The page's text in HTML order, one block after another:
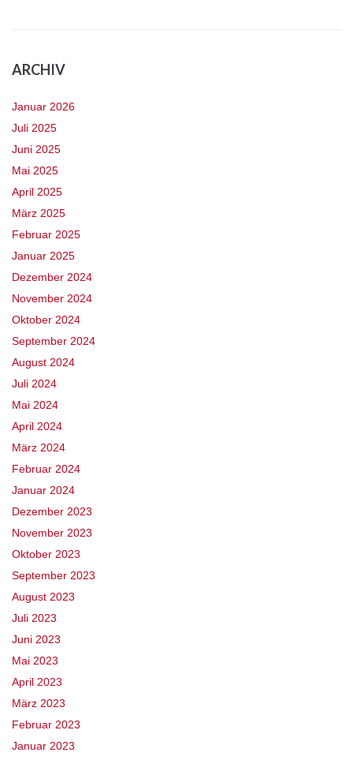
ARCHIV
Januar 2026
Juli 2025
Juni 2025
Mai 2025
April 2025
März 2025
Februar 2025
Januar 2025
Dezember 2024
November 2024
Oktober 2024
September 2024
August 2024
Juli 2024
Mai 2024
April 2024
März 2024
Februar 2024
Januar 2024
Dezember 2023
November 2023
Oktober 2023
September 2023
August 2023
Juli 2023
Juni 2023
Mai 2023
April 2023
März 2023
Februar 2023
Januar 2023